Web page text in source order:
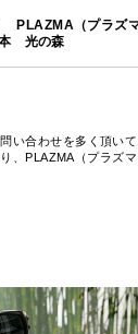
PLAZMA（プラ
光の森
い合わせを多く頂い
、PLAZMA（プラズ